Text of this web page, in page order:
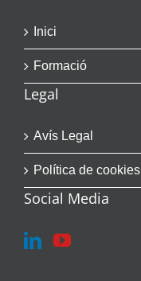
Inici
Formació
Legal
Avís Legal
Política de cookies
Social Media